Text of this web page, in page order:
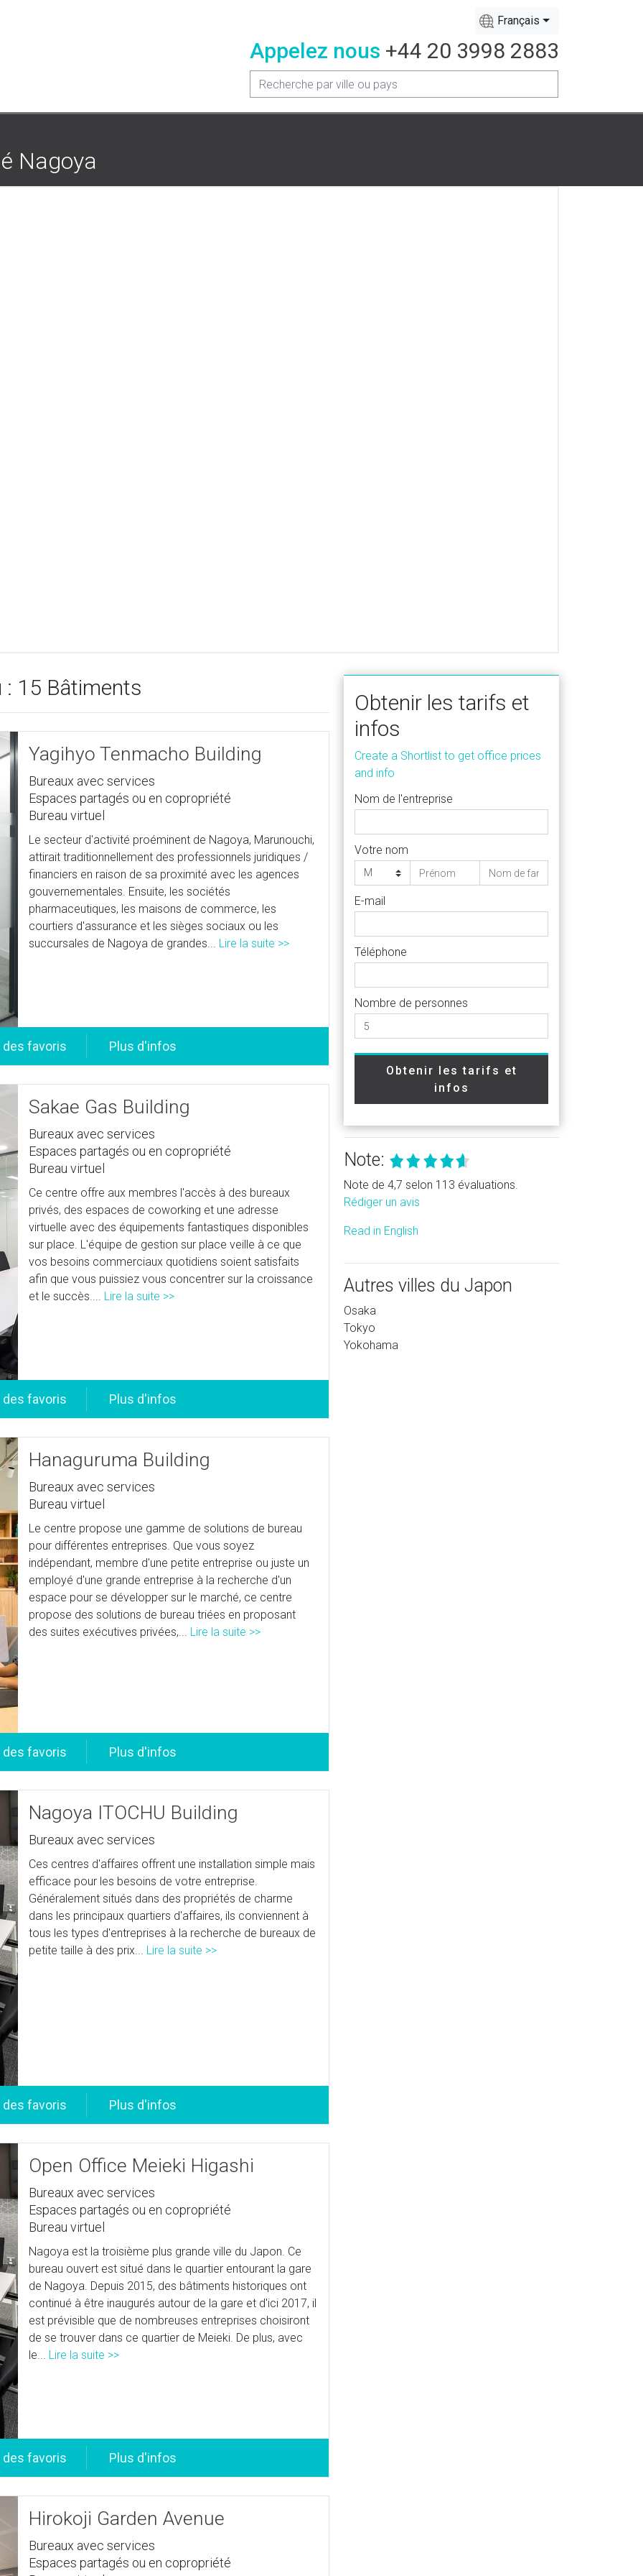
Français
Appelez nous +44 20 3998 2883
Nagoya
: 15 Bâtiments
Yagihyo Tenmacho Building
Bureaux avec services
Espaces partagés ou en copropriété
Bureau virtuel
Le secteur d'activité proéminent de Nagoya, Marunouchi,
attirait traditionnellement des professionnels juridiques /
financiers en raison de sa proximité avec les agences
gouvernementales. Ensuite, les sociétés
pharmaceutiques, les maisons de commerce, les
courtiers d'assurance et les sièges sociaux ou les
succursales de Nagoya de grandes... Lire la suite >>
Sakae Gas Building
Bureaux avec services
Espaces partagés ou en copropriété
Bureau virtuel
Ce centre offre aux membres l'accès à des bureaux
privés, des espaces de coworking et une adresse
virtuelle avec des équipements fantastiques disponibles
sur place. L'équipe de gestion sur place veille à ce que
vos besoins commerciaux quotidiens soient satisfaits
afin que vous puissiez vous concentrer sur la croissance
et le succès.... Lire la suite >>
Hanaguruma Building
Bureaux avec services
Bureau virtuel
Le centre propose une gamme de solutions de bureau
pour différentes entreprises. Que vous soyez
indépendant, membre d'une petite entreprise ou juste un
employé d'une grande entreprise à la recherche d'un
espace pour se développer sur le marché, ce centre
propose des solutions de bureau triées en proposant
des suites exécutives privées,... Lire la suite >>
Nagoya ITOCHU Building
Bureaux avec services
Ces centres d'affaires offrent une installation simple mais
efficace pour les besoins de votre entreprise.
Généralement situés dans des propriétés de charme
dans les principaux quartiers d'affaires, ils conviennent à
tous les types d'entreprises à la recherche de bureaux de
petite taille à des prix... Lire la suite >>
Open Office Meieki Higashi
Bureaux avec services
Espaces partagés ou en copropriété
Bureau virtuel
Nagoya est la troisième plus grande ville du Japon. Ce
bureau ouvert est situé dans le quartier entourant la gare
de Nagoya. Depuis 2015, des bâtiments historiques ont
continué à être inaugurés autour de la gare et d'ici 2017, il
est prévisible que de nombreuses entreprises choisiront
de se trouver dans ce quartier de Meieki. De plus, avec
le... Lire la suite >>
Hirokoji Garden Avenue
Bureaux avec services
Espaces partagés ou en copropriété
Obtenir les tarifs et
infos
Create a Shortlist to get office prices
and info
Nom de l'entreprise
Votre nom
E-mail
Téléphone
Nombre de personnes
Obtenir les tarifs et
infos
Note:
Note de 4,7 selon 113 évaluations.
Rédiger un avis
Read in English
Autres villes du Japon
Osaka
Tokyo
Yokohama